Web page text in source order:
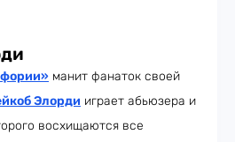
манит фанаток своей
Элорди играет абьюзера и
восхищаются все